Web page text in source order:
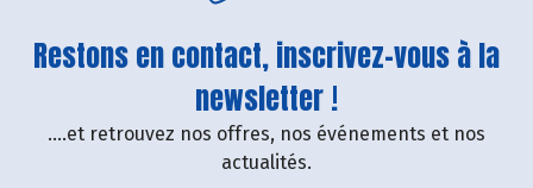
Restons en contact, inscrivez-vous à la
newsletter !
....et retrouvez nos offres, nos événements et nos
actualités.